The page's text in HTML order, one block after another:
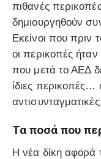
πιθανές
δημιουργηθούν
Εκείνοι που πριν
οι περικοπές ήταν
που μετά το ΑΕΔ
ίδιες περικοπές…
Τα ποσά που
Η νέα δίκη αφορά